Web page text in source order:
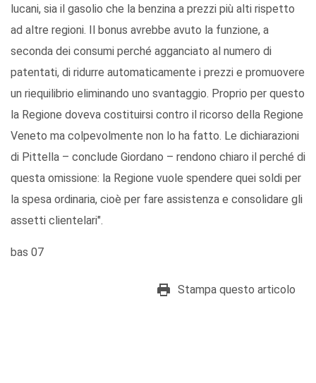
lucani, sia il gasolio che la benzina a prezzi più alti rispetto
ad altre regioni. Il bonus avrebbe avuto la funzione, a
seconda dei consumi perché agganciato al numero di
patentati, di ridurre automaticamente i prezzi e promuovere
un riequilibrio eliminando uno svantaggio. Proprio per questo
la Regione doveva costituirsi contro il ricorso della Regione
Veneto ma colpevolmente non lo ha fatto. Le dichiarazioni
di Pittella – conclude Giordano – rendono chiaro il perché di
questa omissione: la Regione vuole spendere quei soldi per
la spesa ordinaria, cioè per fare assistenza e consolidare gli
assetti clientelari".
bas 07
Stampa questo articolo